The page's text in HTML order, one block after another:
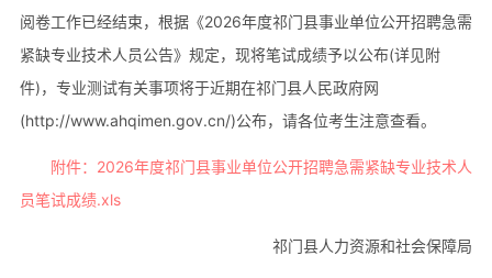
阅卷工作已经结束，根据《2026年度祁门县事业单位公开招聘急需
紧缺专业技术人员公告》规定，现将笔试成绩予以公布(详见附
件)，专业测试有关事项将于近期在祁门县人民政府网
(http://www.ahqimen.gov.cn/)公布，请各位考生注意查看。
附件：2026年度祁门县事业单位公开招聘急需紧缺专业技术人
员笔试成绩.xls
祁门县人力资源和社会保障局